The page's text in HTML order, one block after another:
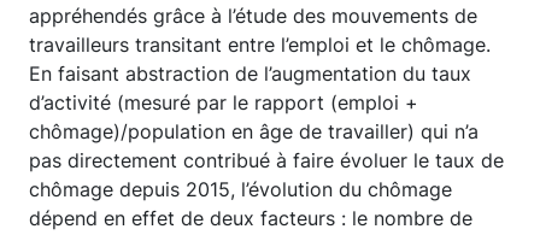
appréhendés grâce à l’étude des mouvements de
travailleurs transitant entre l’emploi et le chômage.
En faisant abstraction de l’augmentation du taux
d’activité (mesuré par le rapport (emploi +
chômage)/population en âge de travailler) qui n’a
pas directement contribué à faire évoluer le taux de
chômage depuis 2015, l’évolution du chômage
dépend en effet de deux facteurs : le nombre de